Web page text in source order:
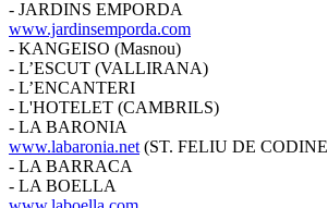
- JARDINS EMPORDA
www.jardinsemporda.com
- KANGEISO (Masnou)
- L’ESCUT (VALLIRANA)
- L’ENCANTERI
- L'HOTELET (CAMBRILS)
- LA BARONIA
www.labaronia.net (ST. FELIU DE
- LA BARRACA
- LA BOELLA